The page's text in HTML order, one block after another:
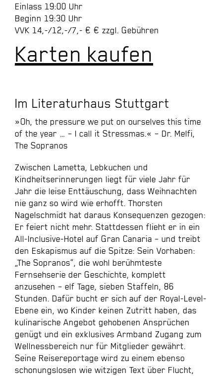
Einlass 19:00 Uhr
Beginn 19:30 Uhr
VVK 14,-/12,-/7,- € € zzgl. Gebühren
Karten kaufen
Im Literaturhaus Stuttgart
»Oh, the pressure we put on ourselves this time
of the year … – I call it Stressmas.« – Dr. Melfi,
The Sopranos
Zwischen Lametta, Lebkuchen und
Kindheitserinnerungen liegt für viele Jahr für
Jahr die leise Enttäuschung, dass Weihnachten
nie ganz so wird wie erhofft. Thorsten
Nagelschmidt hat daraus Konsequenzen gezogen:
Er feiert nicht mehr. Stattdessen flieht er in ein
All-Inclusive-Hotel auf Gran Canaria – und treibt
den Eskapismus auf die Spitze: Sein Vorhaben:
„The Sopranos“, die wohl berühmteste
Fernsehserie der Geschichte, komplett
anzusehen – elf Tage, sieben Staffeln, 86
Stunden. Dafür bucht er sich auf der Royal-Level-
Ebene ein, wo Kinder keinen Zutritt haben, das
kulinarische Angebot gehobenen Ansprüchen
genügt und ein exklusives Armband Zugang zum
Wellnessbereich nur für Mitglieder gewährt.
Seine Reisereportage wird zu einem ebenso
schonungslosen wie witzigen Text über Flucht,